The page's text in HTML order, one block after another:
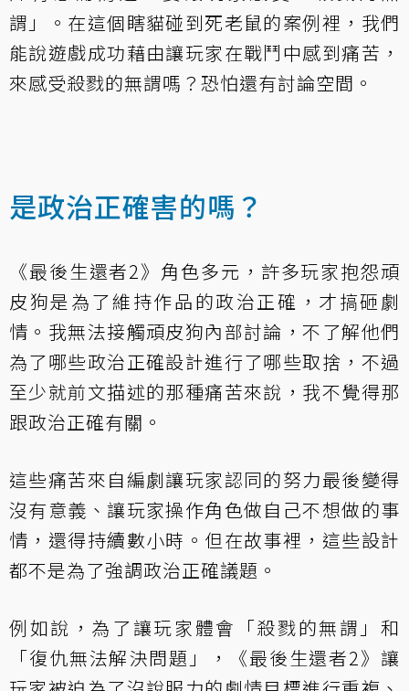
謂」。在這個瞎貓碰到死老鼠的案例裡，我們
能說遊戲成功藉由讓玩家在戰鬥中感到痛苦，
來感受殺戮的無謂嗎？恐怕還有討論空間。
是政治正確害的嗎？
《最後生還者2》角色多元，許多玩家抱怨頑
皮狗是為了維持作品的政治正確，才搞砸劇
情。我無法接觸頑皮狗內部討論，不了解他們
為了哪些政治正確設計進行了哪些取捨，不過
至少就前文描述的那種痛苦來說，我不覺得那
跟政治正確有關。
這些痛苦來自編劇讓玩家認同的努力最後變得
沒有意義、讓玩家操作角色做自己不想做的事
情，還得持續數小時。但在故事裡，這些設計
都不是為了強調政治正確議題。
例如說，為了讓玩家體會「殺戮的無謂」和
「復仇無法解決問題」，《最後生還者2》讓